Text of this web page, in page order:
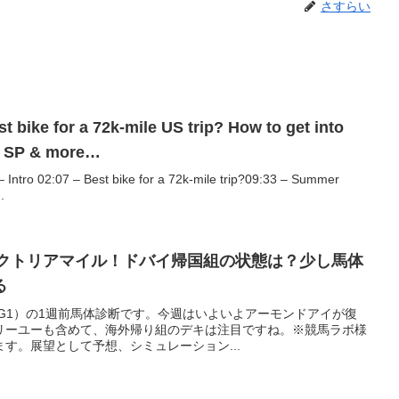
さすらい
bike for a 72k-mile US trip? How to get into
SP & more…
Intro 02:07 – Best bike for a 72k-mile trip?09:33 – Summer
トリアマイル！ドバイ帰国組の状態は？少し馬体
）の1週前馬体診断です。今週はいよいよアーモンドアイが復
ーユーも含めて、海外帰り組のデキは注目ですね。※競馬ラボ様
。展望として予想、シミュレーション...